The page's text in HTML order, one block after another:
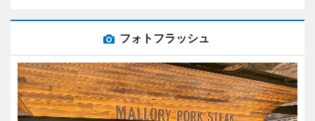
フォトフラッシュ